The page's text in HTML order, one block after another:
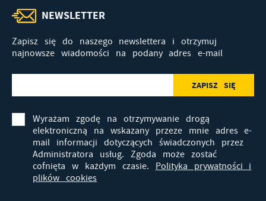
NEWSLETTER
Zapisz się do naszego newslettera i otrzymuj
najnowsze wiadomości na podany adres e-mail
Wyrażam zgodę na otrzymywanie drogą
elektroniczną na wskazany przeze mnie adres e-
mail informacji dotyczących świadczonych przez
Administratora usług. Zgoda może zostać
cofnięta w każdym czasie. Polityka prywatności i
plików cookies